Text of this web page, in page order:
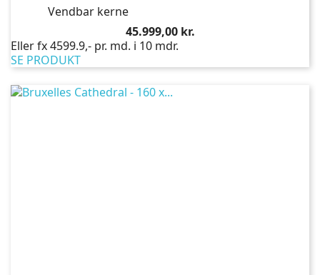
Vendbar kerne
Pris
45.999,00 kr.
Eller fx 4599.9,- pr. md. i 10 mdr.
SE PRODUKT